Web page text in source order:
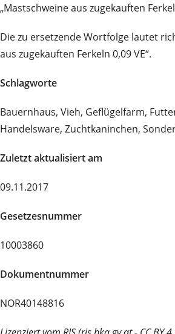
„Mastschweine aus zugekauften Ferkel
Die zu ersetzende Wortfolge lautet
aus zugekauften Ferkeln 0,09 VE“.
Schlagworte
Bauernhaus, Vieh, Geflügelfarm,
Handelsware, Zuchtkaninchen,
Zuletzt aktualisiert am
09.11.2017
Gesetzesnummer
10003860
Dokumentnummer
NOR40148816